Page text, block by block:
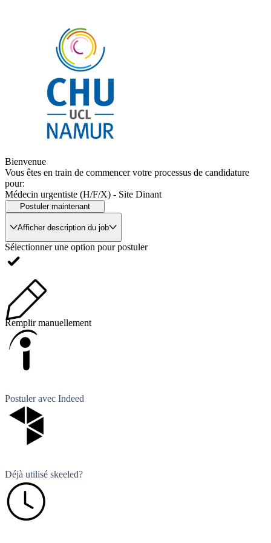
Bienvenue
Vous êtes en train de commencer votre processus de candidature
pour:
Médecin urgentiste (H/F/X) - Site Dinant
Postuler maintenant
Afficher description du job
Sélectionner une option pour postuler
Remplir manuellement
Postuler avec Indeed
Déjà utilisé skeeled?